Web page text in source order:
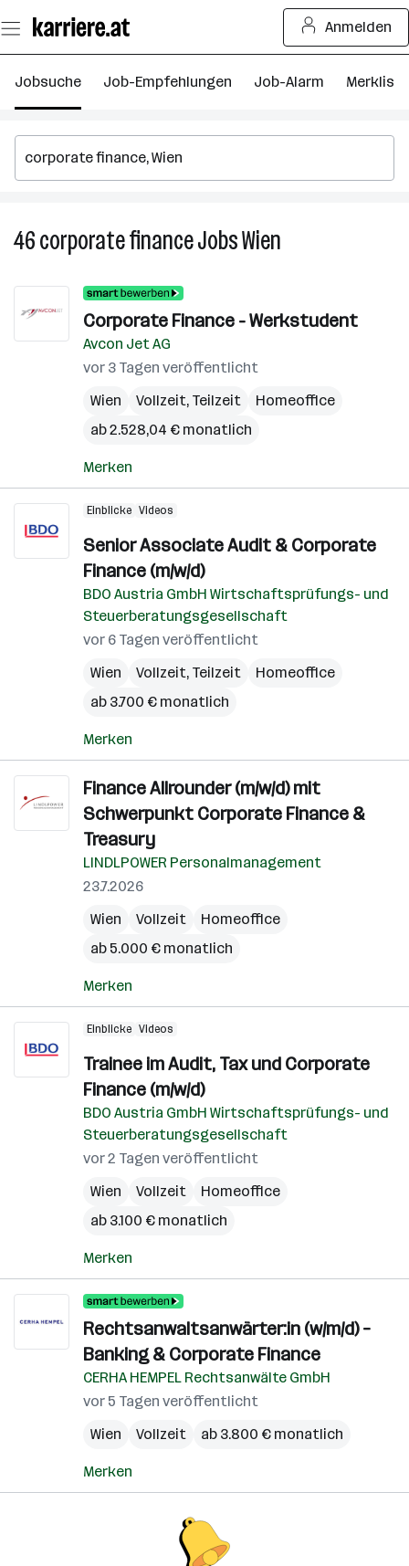
Seiteninhalt
springen
Anmelden
Jobsuche Job-Empfehlungen Job-Alarm Merkliste
46corporate financeJobsWien
in
Corporate Finance - Werkstudent
Avcon Jet AG
vor 3 Tagen veröffentlicht
Wien
Vollzeit, Teilzeit
Homeoffice
ab 2.528,04 € monatlich
Merken
Einblicke Videos
Senior Associate Audit & Corporate
Finance (m/w/d)
BDO Austria GmbH Wirtschaftsprüfungs- und
Steuerberatungsgesellschaft
vor 6 Tagen veröffentlicht
Wien
Vollzeit, Teilzeit
Homeoffice
ab 3.700 € monatlich
Merken
Finance Allrounder (m/w/d) mit
Schwerpunkt Corporate Finance &
Treasury
LINDLPOWER Personalmanagement
23.7.2026
Wien
Vollzeit
Homeoffice
ab 5.000 € monatlich
Merken
Einblicke Videos
Trainee im Audit, Tax und Corporate
Finance (m/w/d)
BDO Austria GmbH Wirtschaftsprüfungs- und
Steuerberatungsgesellschaft
vor 2 Tagen veröffentlicht
Wien
Vollzeit
Homeoffice
ab 3.100 € monatlich
Merken
Rechtsanwaltsanwärter:in (w/m/d) –
Banking & Corporate Finance
CERHA HEMPEL Rechtsanwälte GmbH
vor 5 Tagen veröffentlicht
Wien
Vollzeit ab 3.800 € monatlich
Merken